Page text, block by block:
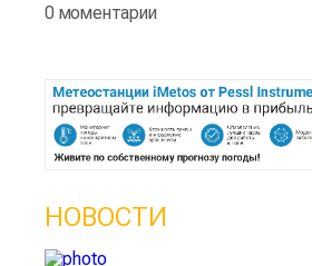
0 моментарии
НОВОСТИ